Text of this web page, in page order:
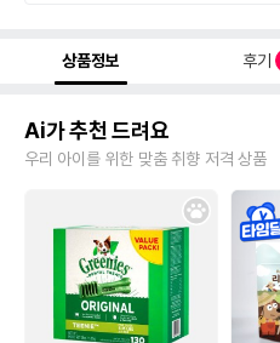
상품정보 후기
Ai가 추천 드려요
우리 아이를 위한 맞춤 취향 저격 상품